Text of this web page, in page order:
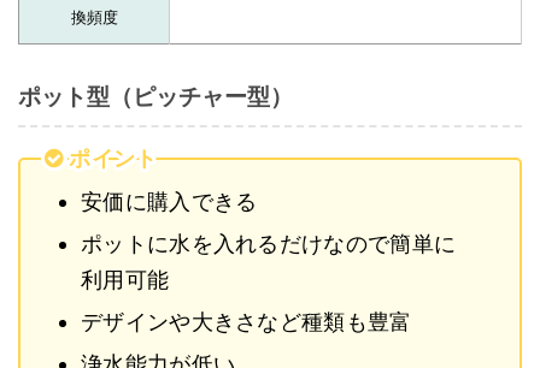
換頻度
ポット型（ピッチャー型）
ポイント
安価に購入できる
ポットに水を入れるだけなので簡単に
利用可能
デザインや大きさなど種類も豊富